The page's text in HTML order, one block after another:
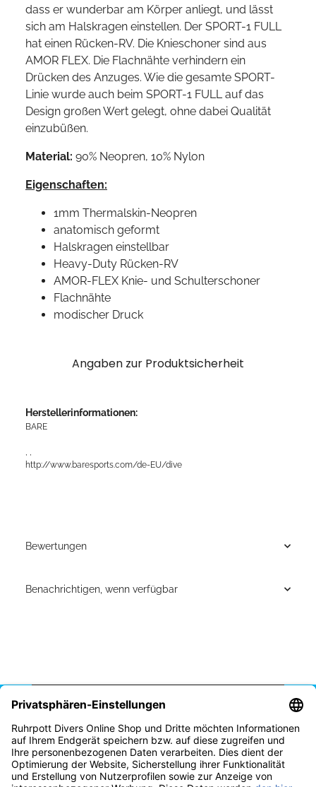
dass er wunderbar am Körper anliegt, und lässt
sich am Halskragen einstellen. Der SPORT-1 FULL
hat einen Rücken-RV. Die Knieschoner sind aus
AMOR FLEX. Die Flachnähte verhindern ein
Drücken des Anzuges. Wie die gesamte SPORT-
Linie wurde auch beim SPORT-1 FULL auf das
Design großen Wert gelegt, ohne dabei Qualität
einzubüßen.
Material: 90% Neopren, 10% Nylon
Eigenschaften:
1mm Thermalskin-Neopren
anatomisch geformt
Halskragen einstellbar
Heavy-Duty Rücken-RV
AMOR-FLEX Knie- und Schulterschoner
Flachnähte
modischer Druck
Angaben zur Produktsicherheit
Herstellerinformationen:
BARE
http://www.baresports.com/de-EU/dive
Bewertungen
Benachrichtigen, wenn verfügbar